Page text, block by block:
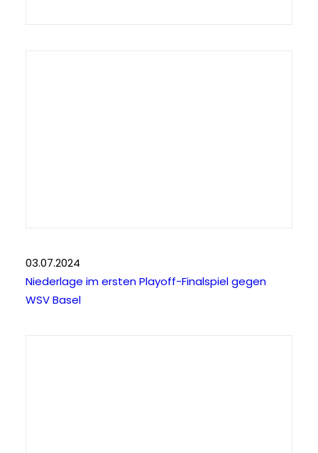
03.07.2024
Niederlage im ersten Playoff-Finalspiel gegen
WSV Basel